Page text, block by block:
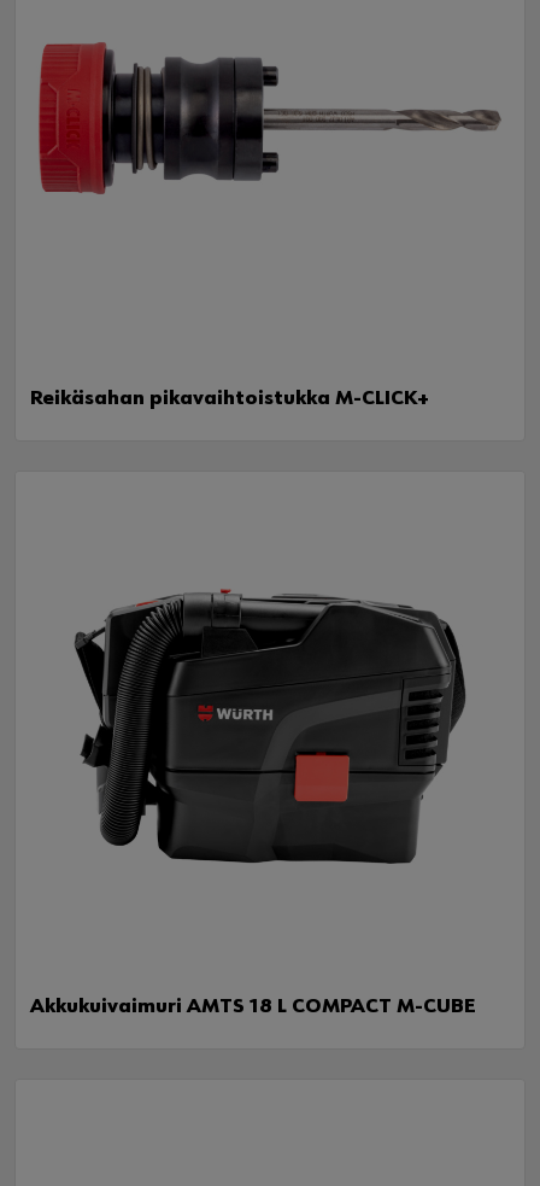
Reikäsahan pikavaihtoistukka M-CLICK+
Akkukuivaimuri AMTS 18 L COMPACT M-CUBE